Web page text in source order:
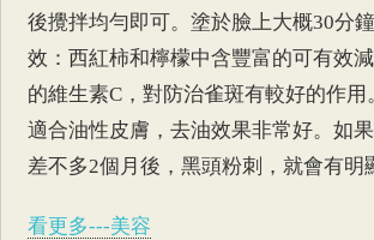
後攪拌均勻即可。塗於臉上大概30
效：西紅柿和檸檬中含豐富的可有效
的維生素C，對防治雀斑有較好的作用
適合油性皮膚，去油效果非常好。如
差不多2個月後，黑頭粉刺，就會有明
看更多---美容